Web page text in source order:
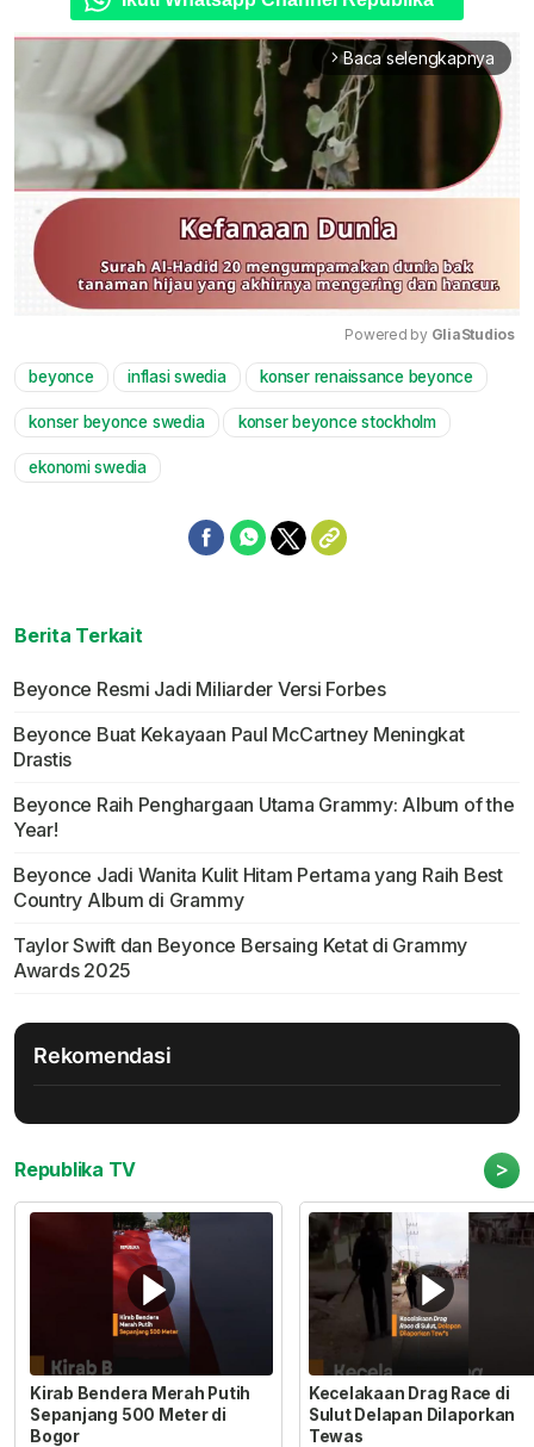
arrow_forward_ios Baca selengkapnya
Mute
Powered by GliaStudios
beyonce inflasi swedia konser renaissance beyonce
konser beyonce swedia konser beyonce stockholm
ekonomi swedia
Berita Terkait
Beyonce Resmi Jadi Miliarder Versi Forbes
Beyonce Buat Kekayaan Paul McCartney Meningkat
Drastis
Beyonce Raih Penghargaan Utama Grammy: Album of the
Year!
Beyonce Jadi Wanita Kulit Hitam Pertama yang Raih Best
Country Album di Grammy
Taylor Swift dan Beyonce Bersaing Ketat di Grammy
Awards 2025
Rekomendasi
Republika TV >
Kirab Bendera Merah Putih
Sepanjang 500 Meter di
Bogor
Kecelakaan Drag Race di
Sulut Delapan Dilaporkan
Tewas